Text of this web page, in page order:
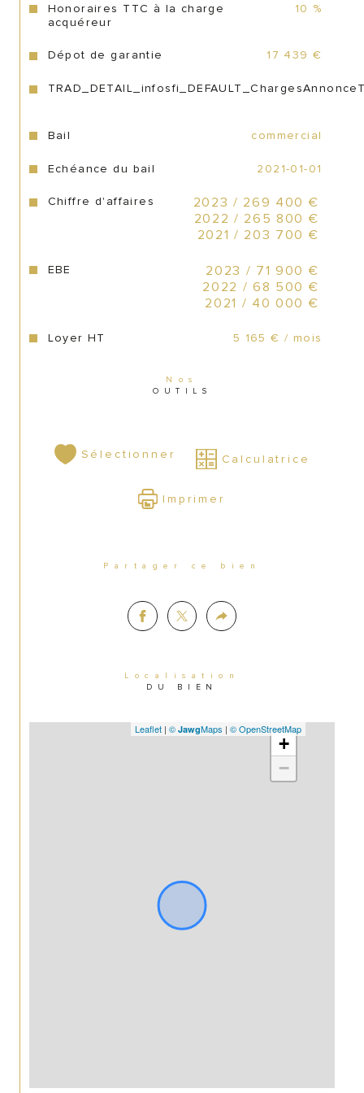
Charges annuelles : 9 333 €, soit 777.75
€/mois, incluant taxe foncière et frais
Dernier CA HT connu de
plus de 260k€,
nettes.
actuellement exploitée en couple avec un
reconversion ou un entrepreneur
Prix de vente honoraires du cabinet
Cessiopro inclus de 165 000 €
Honoraires TTC à la charge
acquéreur
10 %
Dépot de garantie 17 439 €
Bail commercial
Echéance du bail 2021-01-01
Chiffre d'affaires
2023 / 269 400 €
2022 / 265 800 €
2021 / 203 700 €
EBE
2023 / 71 900 €
2022 / 68 500 €
2021 / 40 000 €
Loyer HT 5 165 € / mois
Nos
OUTILS
Sélectionner Calculatrice
Imprimer
Partager ce bien
Localisation
DU BIEN
+
−
Leaflet | © JawgMaps | © OpenStreetMap